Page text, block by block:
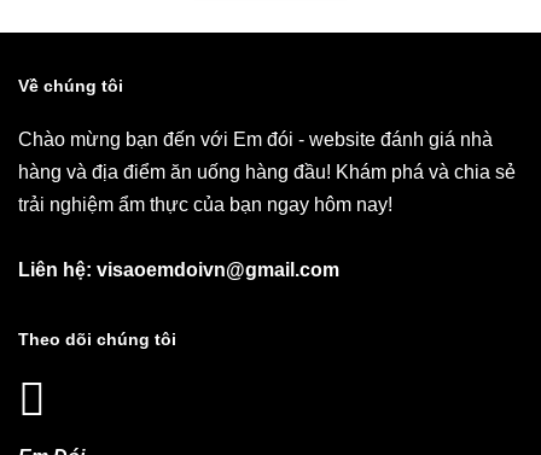
Về chúng tôi
Chào mừng bạn đến với Em đói - website đánh giá nhà
hàng và địa điểm ăn uống hàng đầu! Khám phá và chia sẻ
trải nghiệm ẩm thực của bạn ngay hôm nay!
Liên hệ: visaoemdoivn@gmail.com
Theo dõi chúng tôi